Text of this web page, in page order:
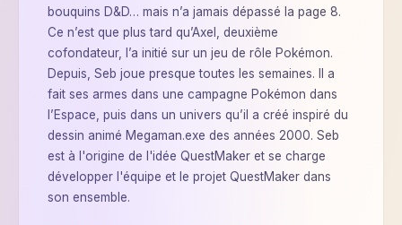
bouquins D&D… mais n’a jamais dépassé la page 8.
Ce n’est que plus tard qu’Axel, deuxième
cofondateur, l’a initié sur un jeu de rôle Pokémon.
Depuis, Seb joue presque toutes les semaines. Il a
fait ses armes dans une campagne Pokémon dans
l’Espace, puis dans un univers qu’il a créé inspiré du
dessin animé Megaman.exe des années 2000. Seb
est à l'origine de l'idée QuestMaker et se charge
développer l'équipe et le projet QuestMaker dans
son ensemble.